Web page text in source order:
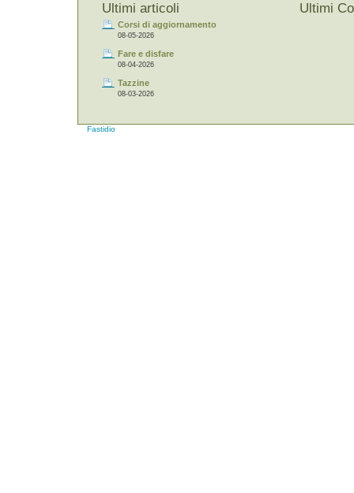
Ultimi articoli
Corsi di aggiornamento
08-05-2026
Fare e disfare
08-04-2026
Tazzine
08-03-2026
Ultimi
Fastidio